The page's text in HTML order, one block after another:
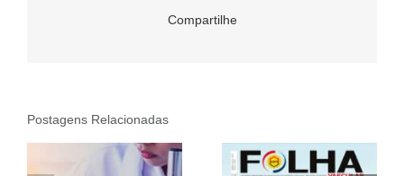
Compartilhe
Postagens Relacionadas